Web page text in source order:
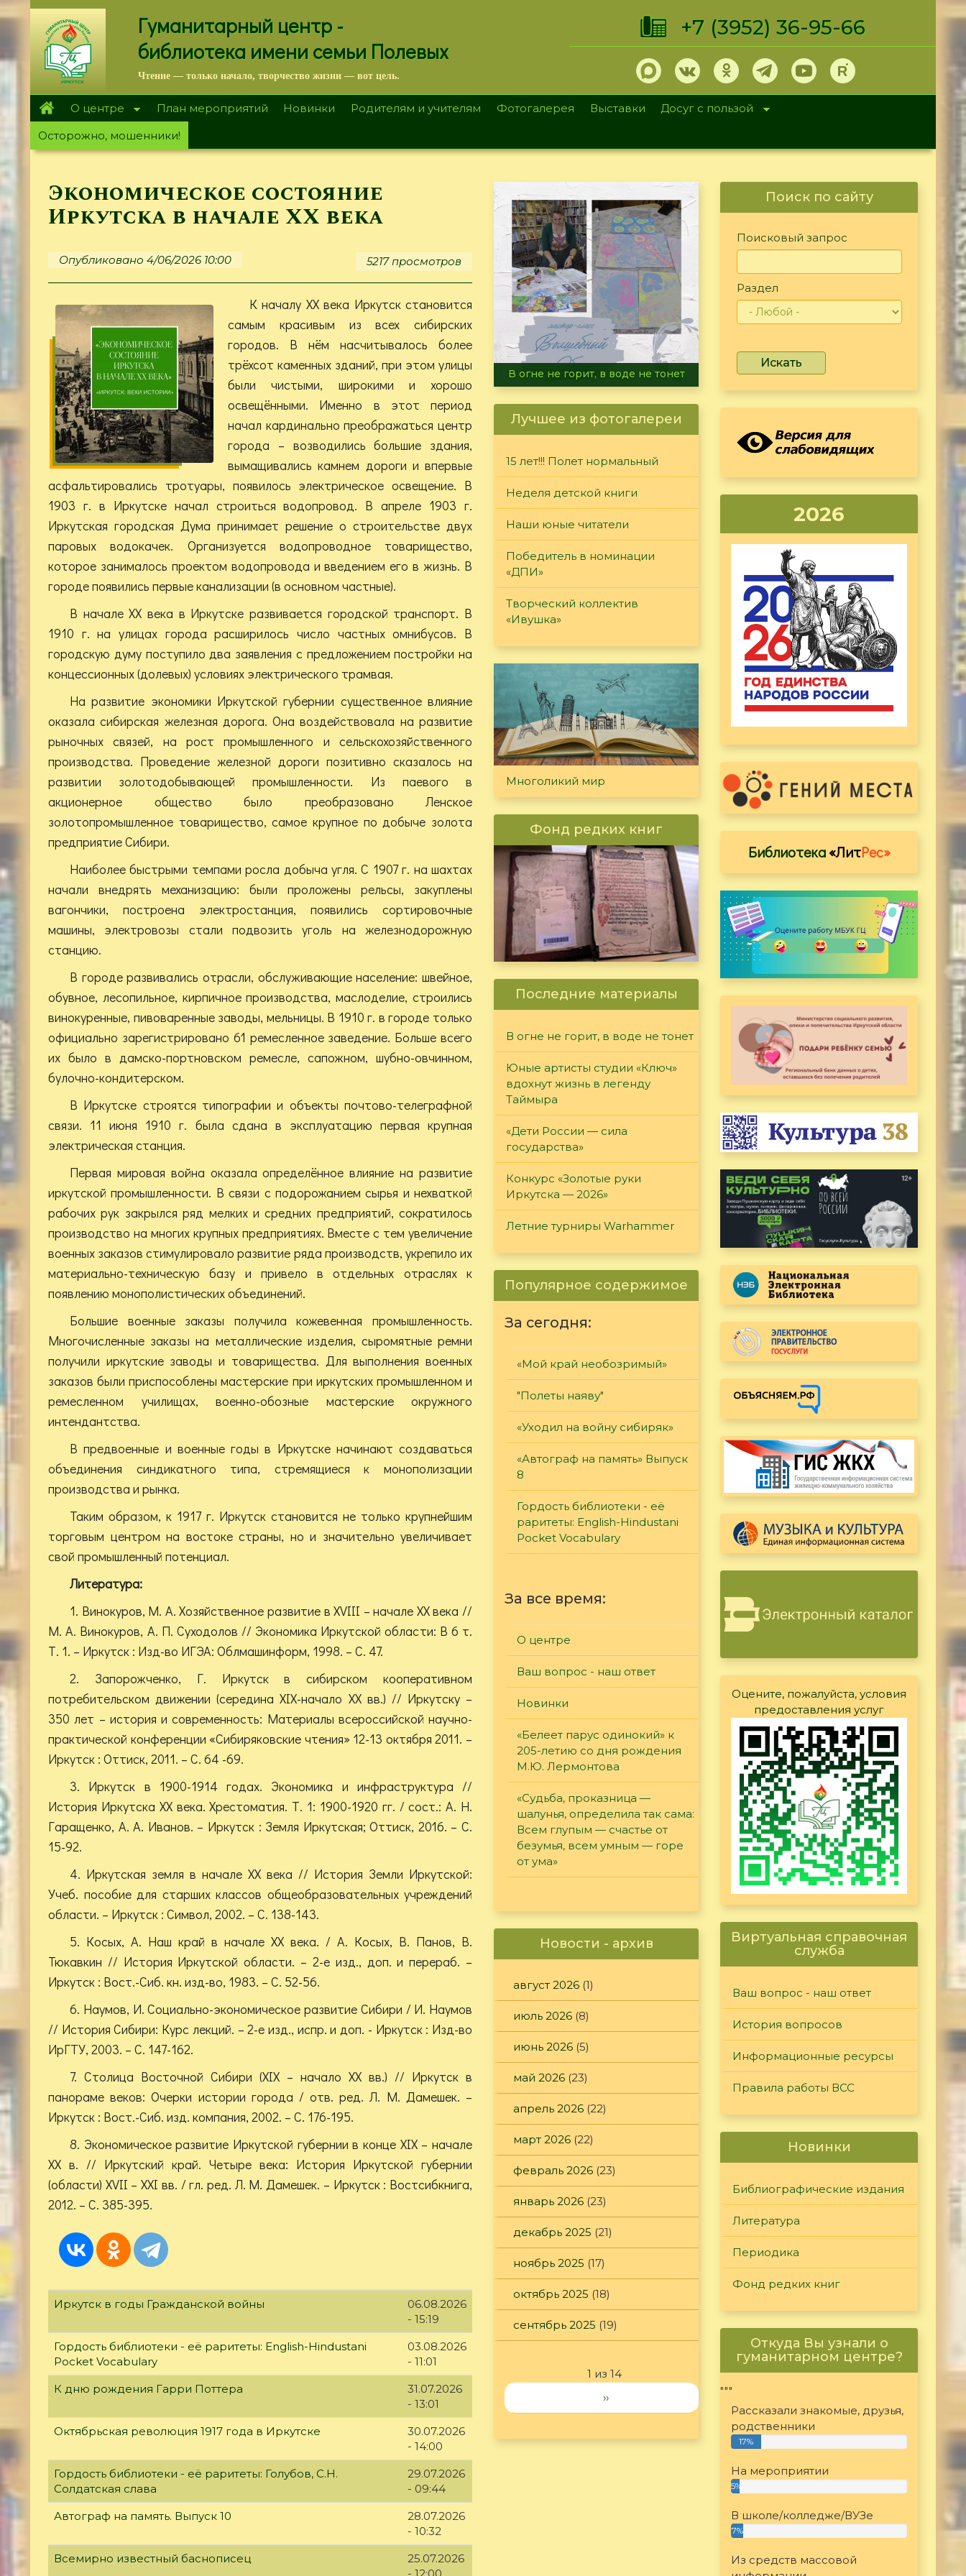
Перейти
к
основному
содержанию
Гуманитарный центр -
библиотека имени семьи Полевых
Чтение — только начало, творчество жизни — вот цель.
+7 (3952) 36-95-66
О центре План мероприятий Новинки Родителям и учителям Фотогалерея Выставки
Досуг с пользой
Осторожно, мошенники!
Экономическое состояние
Иркутска в начале XX века
Опубликовано 4/06/2026 10:00 5217 просмотров
К началу XX века Иркутск становится
самым красивым из всех сибирских
городов. В нём насчитывалось более
трёхсот каменных зданий, при этом улицы
были чистыми, широкими и хорошо
освещёнными. Именно в этот период
начал кардинально преображаться центр
города – возводились большие здания,
вымащивались камнем дороги и впервые
асфальтировались тротуары, появилось электрическое освещение. В
1903 г. в Иркутске начал строиться водопровод. В апреле 1903 г.
Иркутская городская Дума принимает решение о строительстве двух
паровых водокачек. Организуется водопроводное товарищество,
которое занималось проектом водопровода и введением его в жизнь. В
городе появились первые канализации (в основном частные).
В начале XX века в Иркутске развивается городской транспорт. В
1910 г. на улицах города расширилось число частных омнибусов. В
городскую думу поступило два заявления с предложением постройки на
концессионных (долевых) условиях электрического трамвая.
На развитие экономики Иркутской губернии существенное влияние
оказала сибирская железная дорога. Она воздействовала на развитие
рыночных связей, на рост промышленного и сельскохозяйственного
производства. Проведение железной дороги позитивно сказалось на
развитии золотодобывающей промышленности. Из паевого в
акционерное общество было преобразовано Ленское
золотопромышленное товарищество, самое крупное по добыче золота
предприятие Сибири.
Наиболее быстрыми темпами росла добыча угля. С 1907 г. на шахтах
начали внедрять механизацию: были проложены рельсы, закуплены
вагончики, построена электростанция, появились сортировочные
машины, электровозы стали подвозить уголь на железнодорожную
станцию.
В городе развивались отрасли, обслуживающие население: швейное,
обувное, лесопильное, кирпичное производства, маслоделие, строились
винокуренные, пивоваренные заводы, мельницы. В 1910 г. в городе только
официально зарегистрировано 61 ремесленное заведение. Больше всего
их было в дамско-портновском ремесле, сапожном, шубно-овчинном,
булочно-кондитерском.
В Иркутске строятся типографии и объекты почтово-телеграфной
связи. 11 июня 1910 г. была сдана в эксплуатацию первая крупная
электрическая станция.
Первая мировая война оказала определённое влияние на развитие
иркутской промышленности. В связи с подорожанием сырья и нехваткой
рабочих рук закрылся ряд мелких и средних предприятий, сократилось
производство на многих крупных предприятиях. Вместе с тем увеличение
военных заказов стимулировало развитие ряда производств, укрепило их
материально-техническую базу и привело в отдельных отраслях к
появлению монополистических объединений.
Большие военные заказы получила кожевенная промышленность.
Многочисленные заказы на металлические изделия, сыромятные ремни
получили иркутские заводы и товарищества. Для выполнения военных
заказов были приспособлены мастерские при иркутских промышленном и
ремесленном училищах, военно-обозные мастерские окружного
интендантства.
В предвоенные и военные годы в Иркутске начинают создаваться
объединения синдикатного типа, стремящиеся к монополизации
производства и рынка.
Таким образом, к 1917 г. Иркутск становится не только крупнейшим
торговым центром на востоке страны, но и значительно увеличивает
свой промышленный потенциал.
Литература:
1. Винокуров, М. А. Хозяйственное развитие в XVIII – начале XX века //
М. А. Винокуров, А. П. Суходолов // Экономика Иркутской области: В 6 т.
Т. 1. – Иркутск : Изд-во ИГЭА: Облмашинформ, 1998. – С. 47.
2. Запорожченко, Г. Иркутск в сибирском кооперативном
потребительском движении (середина XIX-начало XX вв.) // Иркутску –
350 лет – история и современность: Материалы всероссийской научно-
практической конференции «Сибиряковские чтения» 12-13 октября 2011. –
Иркутск : Оттиск, 2011. – С. 64 -69.
3. Иркутск в 1900-1914 годах. Экономика и инфраструктура //
История Иркутска XX века. Хрестоматия. Т. 1: 1900-1920 гг. / сост.: А. Н.
Гаращенко, А. А. Иванов. – Иркутск : Земля Иркутская; Оттиск, 2016. – С.
15-92.
4. Иркутская земля в начале XX века // История Земли Иркутской:
Учеб. пособие для старших классов общеобразовательных учреждений
области. – Иркутск : Символ, 2002. – С. 138-143.
5. Косых, А. Наш край в начале XX века. / А. Косых, В. Панов, В.
Тюкавкин // История Иркутской области. – 2-е изд., доп. и перераб. –
Иркутск : Вост.-Сиб. кн. изд-во, 1983. – С. 52-56.
6. Наумов, И. Социально-экономическое развитие Сибири / И. Наумов
// История Сибири: Курс лекций. – 2-е изд., испр. и доп. - Иркутск : Изд-во
ИрГТУ, 2003. – С. 147-162.
7. Столица Восточной Сибири (XIX – начало XX вв.) // Иркутск в
панораме веков: Очерки истории города / отв. ред. Л. М. Дамешек. –
Иркутск : Вост.-Сиб. изд. компания, 2002. – С. 176-195.
8. Экономическое развитие Иркутской губернии в конце XIX – начале
XX в. // Иркутский край. Четыре века: История Иркутской губернии
(области) XVII – XXI вв. / гл. ред. Л. М. Дамешек. – Иркутск : Востсибкнига,
2012. – С. 385-395.
Иркутск в годы Гражданской войны
06.08.2026
- 15:19
Гордость библиотеки - её раритеты: English-Hindustani
Pocket Vocabulary
03.08.2026
- 11:01
К дню рождения Гарри Поттера
31.07.2026
- 13:01
Октябрьская революция 1917 года в Иркутске
30.07.2026
- 14:00
Гордость библиотеки - её раритеты: Голубов, С.Н.
Солдатская слава
29.07.2026
- 09:44
Автограф на память. Выпуск 10
28.07.2026
- 10:32
Всемирно известный баснописец
25.07.2026
Летние турниры Warhammer
Лучшее из фотогалереи
15 лет!!! Полет нормальный
Неделя детской книги
Наши юные читатели
Победитель в номинации
«ДПИ»
Творческий коллектив
«Ивушка»
Многоликий мир
Фонд редких книг
Последние материалы
В огне не горит, в воде не тонет
Юные артисты студии «Ключ»
вдохнут жизнь в легенду
Таймыра
«Дети России — сила
государства»
Конкурс «Золотые руки
Иркутска — 2026»
Летние турниры Warhammer
Популярное содержимое
За сегодня:
«Мой край необозримый»
"Полеты наяву"
«Уходил на войну сибиряк»
«Автограф на память» Выпуск
8
Гордость библиотеки - её
раритеты: English-Hindustani
Pocket Vocabulary
За все время:
О центре
Ваш вопрос - наш ответ
Новинки
«Белеет парус одинокий» к
205-летию со дня рождения
М.Ю. Лермонтова
«Судьба, проказница —
шалунья, определила так сама:
Всем глупым — счастье от
безумья, всем умным — горе
от ума»
Новости - архив
август 2026 (1)
июль 2026 (8)
июнь 2026 (5)
май 2026 (23)
апрель 2026 (22)
март 2026 (22)
февраль 2026 (23)
январь 2026 (23)
декабрь 2025 (21)
ноябрь 2025 (17)
октябрь 2025 (18)
сентябрь 2025 (19)
1 из 14
››
Поиск по сайту
Поисковый запрос
Раздел
Искать
2026
Библиотека«ЛитРес»
Оцените, пожалуйста, условия
предоставления услуг
Виртуальная справочная
служба
Ваш вопрос - наш ответ
История вопросов
Информационные ресурсы
Правила работы ВСС
Новинки
Библиографические издания
Литература
Периодика
Фонд редких книг
Откуда Вы узнали о
гуманитарном центре?
"""
Рассказали знакомые, друзья,
родственники
17%
На мероприятии
5%
В школе/колледже/ВУЗе
7%
Из средств массовой